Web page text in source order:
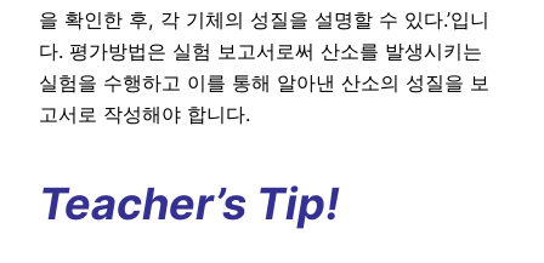
을 확인한 후, 각 기체의 성질을 설명할 수 있다.’입니
다. 평가방법은 실험 보고서로써 산소를 발생시키는
실험을 수행하고 이를 통해 알아낸 산소의 성질을 보
고서로 작성해야 합니다.
Teacher’s Tip!